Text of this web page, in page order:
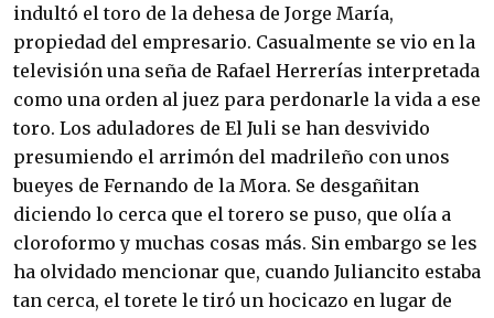
indultó el toro de la dehesa de Jorge María,
propiedad del empresario. Casualmente se vio en la
televisión una seña de Rafael Herrerías interpretada
como una orden al juez para perdonarle la vida a ese
toro. Los aduladores de El Juli se han desvivido
presumiendo el arrimón del madrileño con unos
bueyes de Fernando de la Mora. Se desgañitan
diciendo lo cerca que el torero se puso, que olía a
cloroformo y muchas cosas más. Sin embargo se les
ha olvidado mencionar que, cuando Juliancito estaba
tan cerca, el torete le tiró un hocicazo en lugar de